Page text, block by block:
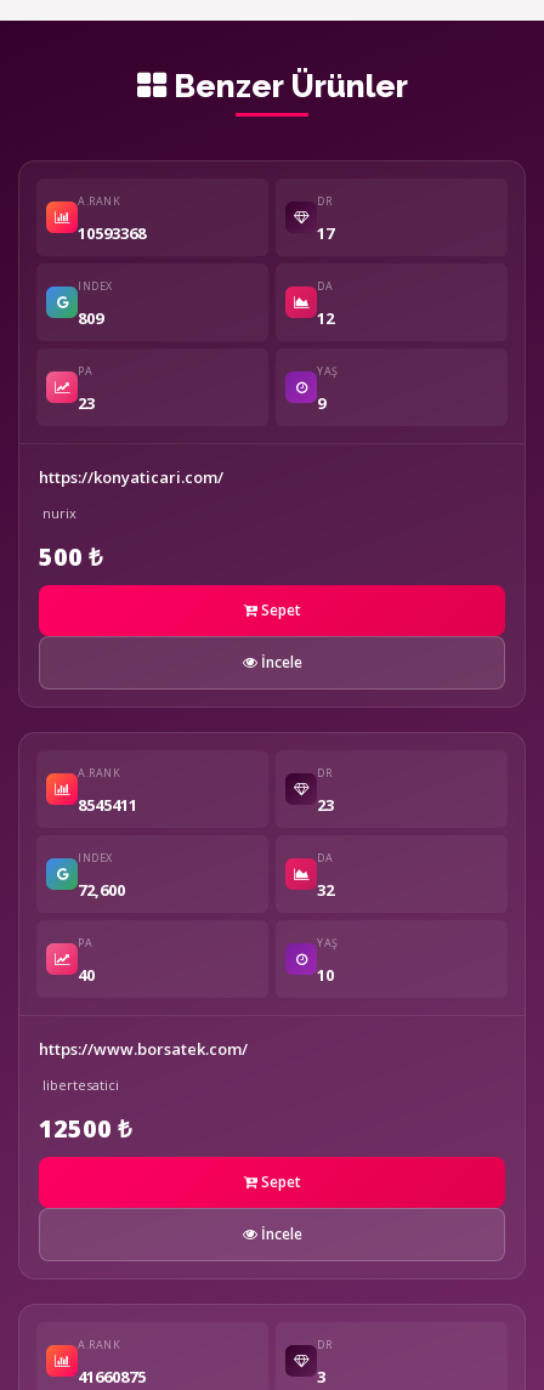
Benzer Ürünler
A.RANK
10593368
DR
17
INDEX
809
DA
12
PA
23
YAŞ
9
https://konyaticari.com/
nurix
500 ₺
Sepet
İncele
A.RANK
8545411
DR
23
INDEX
72,600
DA
32
PA
40
YAŞ
10
https://www.borsatek.com/
libertesatici
12500 ₺
Sepet
İncele
A.RANK
41660875
DR
3